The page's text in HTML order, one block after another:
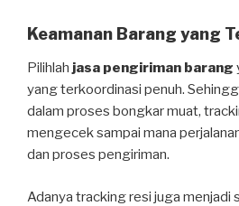
Keamanan Barang yang
Pilihlah jasa pengiriman barang
yang terkoordinasi penuh.
dalam proses bongkar muat,
mengecek sampai mana
dan proses pengiriman.
Adanya tracking resi juga menjadi